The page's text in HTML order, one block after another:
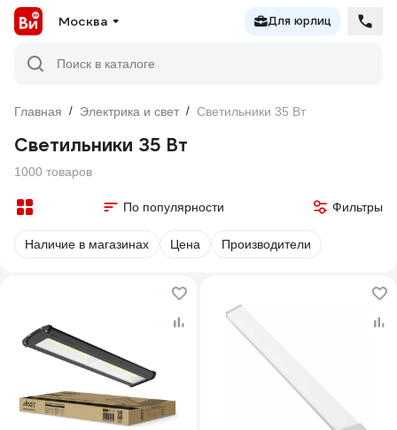
Москва Для юрлиц
Поиск в каталоге
Главная / Электрика и свет / Светильники 35 Вт
Светильники 35 Вт
1000 товаров
По популярности Фильтры
Наличие в магазинах Цена Производители